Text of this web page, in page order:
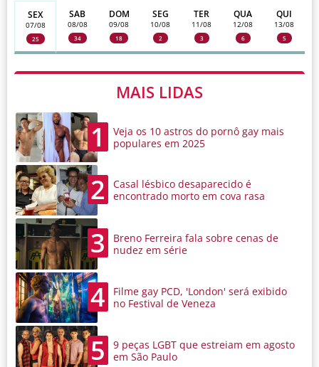
SEX
07/08
25
SAB
08/08
34
DOM
09/08
18
SEG
10/08
2
TER
11/08
3
QUA
12/08
6
QUI
13/08
5
MAIS LIDAS
1
Veja os 10 astros do pornô gay mais
populares em 2025
2
Casal lésbico desaparecido é
encontrado morto em cova rasa
3
Breno Ferreira fala sobre cenas de
nudez em série
4
Filme gay PCD, 'London' será exibido
no Festival de Veneza
5
9 peças LGBT que estreiam em agosto
em São Paulo